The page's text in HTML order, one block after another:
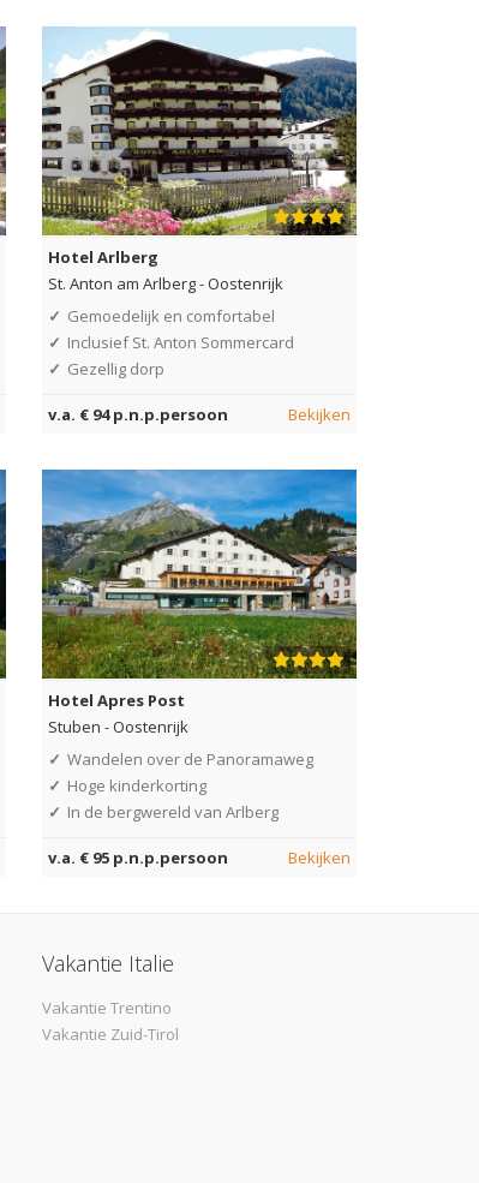
Hotel Arlberg
St. Anton am Arlberg-Oostenrijk
✓ Gemoedelijk en comfortabel
✓ Inclusief St. Anton Sommercard
✓ Gezellig dorp
v.a. € 94 p.n.p.persoon Bekijken
Hotel Apres Post
Stuben -Oostenrijk
✓ Wandelen over de Panoramaweg
✓ Hoge kinderkorting
✓ In de bergwereld van Arlberg
v.a. € 95 p.n.p.persoon Bekijken
Vakantie Italie
Vakantie Trentino
Vakantie Zuid-Tirol